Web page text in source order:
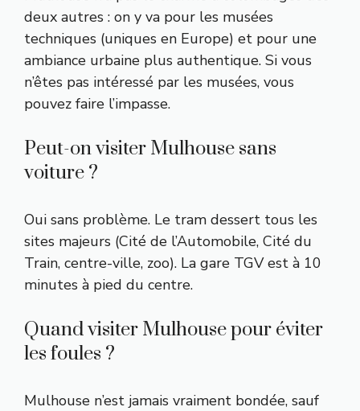
deux autres : on y va pour les musées
techniques (uniques en Europe) et pour une
ambiance urbaine plus authentique. Si vous
n’êtes pas intéressé par les musées, vous
pouvez faire l’impasse.
Peut-on visiter Mulhouse sans
voiture ?
Oui sans problème. Le tram dessert tous les
sites majeurs (Cité de l’Automobile, Cité du
Train, centre-ville, zoo). La gare TGV est à 10
minutes à pied du centre.
Quand visiter Mulhouse pour éviter
les foules ?
Mulhouse n’est jamais vraiment bondée, sauf